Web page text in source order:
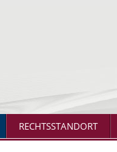
RECHTSSTANDORT